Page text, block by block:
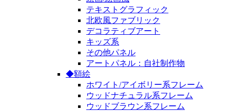
テキストグラフィック
北欧風ファブリック
デコラティブアート
キッズ系
その他パネル
アートパネル：自社制作物
◆額絵
ホワイト/アイボリー系フレーム
ウッドナチュラル系フレーム
ウッドブラウン系フレーム